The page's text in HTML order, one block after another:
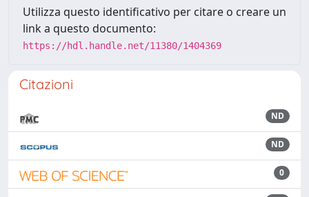
Utilizza questo identificativo per citare o creare un
link a questo documento:
https://hdl.handle.net/11380/1404369
Citazioni
ND
ND
0